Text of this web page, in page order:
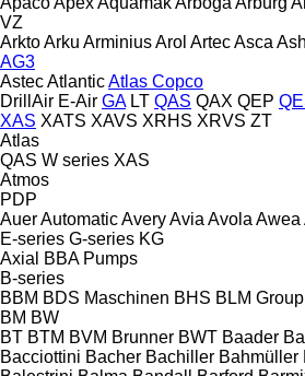
VZ
ArktoArku ArminiusArol ArtecAsca
AG3
AstecAtlanticAtlas Copco
DrillAir E-Air GA LT QAS QAX QEP
XAS XATS XAVS XRHS XRVS ZT
Atlas
QAS W series XAS
Atmos
PDP
AuerAutomaticAveryAvia Avola Awea
E-series G-series KG
Axial
BBA Pumps
B-series
BBM BDS Maschinen BHS BLM Group
BM BW
BT BTM BVM Brunner BWT Baader
Bacciottini Bacher Bachiller Bahmüller